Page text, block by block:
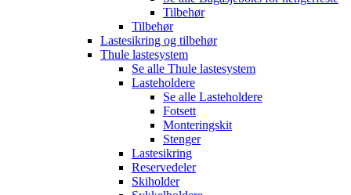
Tilbehør
Tilbehør
Lastesikring og tilbehør
Thule lastesystem
Se alle Thule lastesystem
Lasteholdere
Se alle Lasteholdere
Fotsett
Monteringskit
Stenger
Lastesikring
Reservedeler
Skiholder